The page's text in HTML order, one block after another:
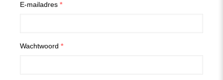
E-mailadres *
Wachtwoord *